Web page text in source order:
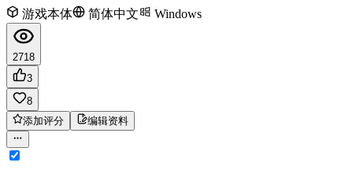
游戏本体 简体中文 Windows
2718
3
8
添加评分
编辑资料